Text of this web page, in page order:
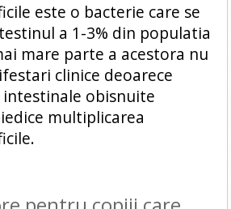
este o bacterie care se
a 1-3% din populatia
mare parte a acestora nu
clinice deoarece
obisnuite
multiplicarea